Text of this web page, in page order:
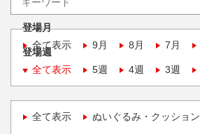
登場月
全て表示
9月 8月 7月
登場週
全て表示
5週 4週 3週
全て表示 ぬいぐるみ・クッション